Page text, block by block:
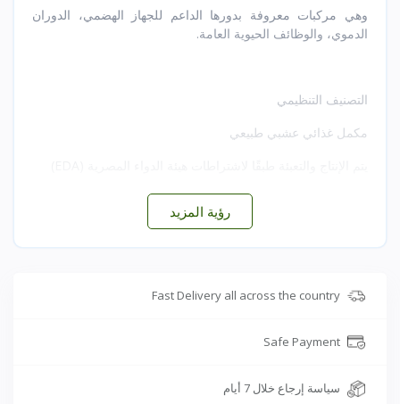
وهي مركبات معروفة بدورها الداعم للجهاز الهضمي، الدوران
الدموي، والوظائف الحيوية العامة.
التصنيف التنظيمي
مكمل غذائي عشبي طبيعي
الجنجرولات الكلية (Total Gingerols): 10–25 مجم
بوليفينولات نباتية: 10–30 مجم
رؤية المزيد
Fast Delivery all across the country
Safe Payment
سياسة إرجاع خلال 7 أيام